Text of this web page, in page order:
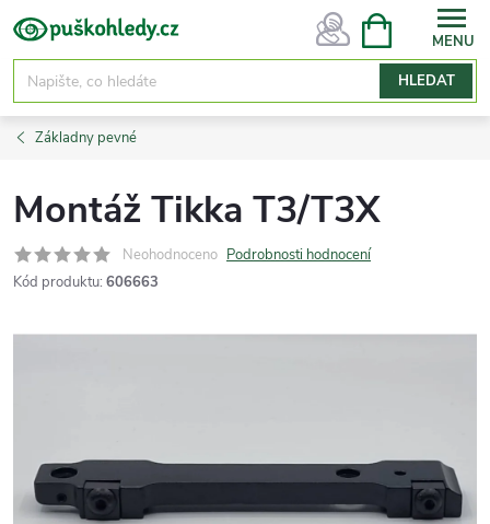
Přejít
na
obsah
HLEDAT
NÁKUPNÍ
Základny pevné
Montáž Tikka T3/T3X
Neohodnoceno Podrobnosti hodnocení
Kód produktu: 606663